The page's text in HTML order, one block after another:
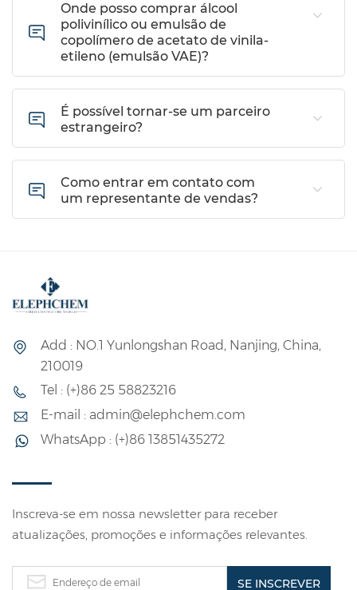
Onde posso comprar álcool
polivinílico ou emulsão de
copolímero de acetato de vinila-
etileno (emulsão VAE)?
É possível tornar-se um parceiro
estrangeiro?
Como entrar em contato com
um representante de vendas?
Add : NO.1 Yunlongshan Road, Nanjing, China,
210019
Tel : (+)86 25 58823216
E-mail : admin@elephchem.com
WhatsApp : (+)86 13851435272
Inscreva-se em nossa newsletter para receber
atualizações, promoções e informações relevantes.